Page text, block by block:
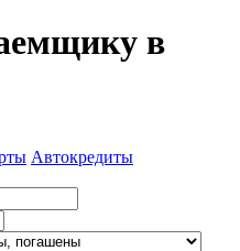
в
Автокредиты